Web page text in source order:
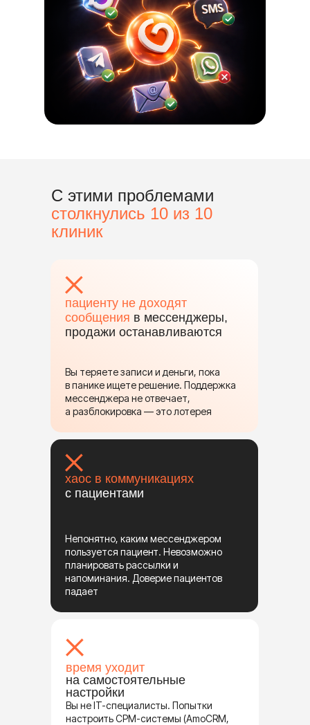
С этими проблемами
столкнулись 10 из 10
клиник
хаос в коммуникациях
с пациентами
Непонятно, каким мессенджером
пользуется пациент. Невозможно
планировать рассылки и
напоминания. Доверие пациентов
падает
время уходит
на самостоятельные
настройки
Вы не IT-специалисты. Попытки
настроить CPM-системы (AmoCRM,
пациенту не доходят
сообщения в мессенджеры,
продажи останавливаются
Вы теряете записи и деньги, пока
в панике ищете решение. Поддержка
мессенджера не отвечает,
а разблокировка — это лотерея